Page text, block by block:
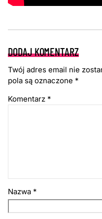
DODAJ KOMENTARZ
Twój adres email nie
pola są oznaczone *
Komentarz *
Nazwa *